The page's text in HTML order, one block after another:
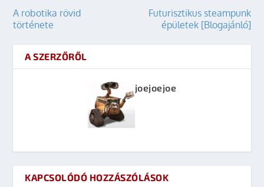
A robotika rövid
története
Futurisztikus steampunk
épületek [Blogajánló]
A SZERZŐRŐL
joejoejoe
KAPCSOLÓDÓ HOZZÁSZÓLÁSOK